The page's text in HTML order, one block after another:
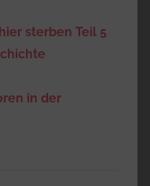
sterben Teil 5
in der